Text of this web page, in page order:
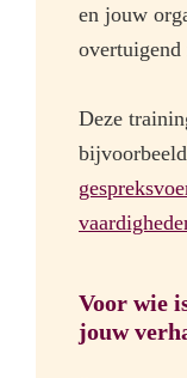
en jouw
overtuigend
Deze
bijvoorbeeld
Voor wie
jouw